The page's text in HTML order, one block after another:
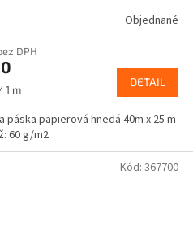
Objednané
DPH
1 m
DETAIL
páska papierová hnedá 40m x 25 m
60 g/m2
Kód: 367700